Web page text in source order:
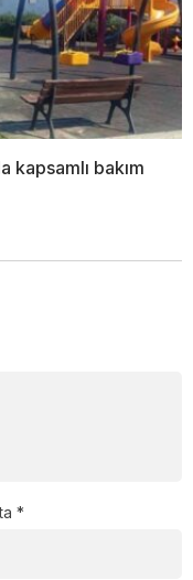
kapsamlı bakım
*